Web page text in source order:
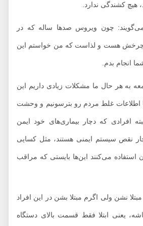
کشندگی ندارد.
چون ویروس صدها ساله که در
هست و لذاست که من خواستم این
بدم.
هر حال ما مشکلات زیادی داریم این
غلط مردم رو بترسونیم و وحشت
که دچار بیماری‌های خود ایمن
سیستم ایمنی هستند، مثل کسایی
می‌کنند این‌ها بایستی که مراقب
نشن ولی اگرم مبتلا بشن در این افراد
یعنی ابتلا فقط قسمت بالای دستگاه